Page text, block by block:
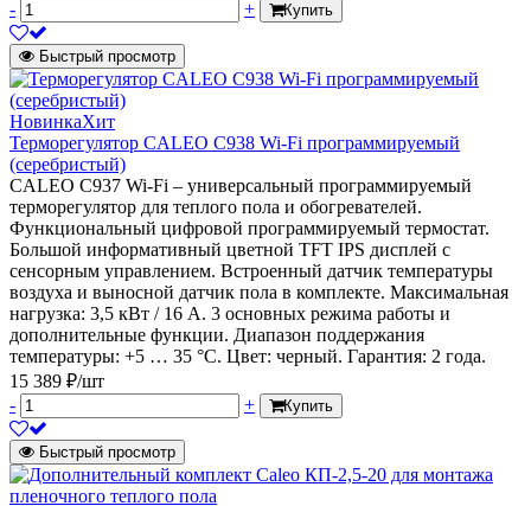
-
+ Купить
Быстрый просмотр
НовинкаХит
Терморегулятор CALEO C938 Wi-Fi программируемый
(серебристый)
CALEO С937 Wi-Fi – универсальный программируемый
терморегулятор для теплого пола и обогревателей.
Функциональный цифровой программируемый термостат.
Большой информативный цветной TFT IPS дисплей с
сенсорным управлением. Встроенный датчик температуры
воздуха и выносной датчик пола в комплекте. Максимальная
нагрузка: 3,5 кВт / 16 А. 3 основных режима работы и
дополнительные функции. Диапазон поддержания
температуры: +5 … 35 °С. Цвет: черный. Гарантия: 2 года.
15 389 ₽/шт
-
+ Купить
Быстрый просмотр